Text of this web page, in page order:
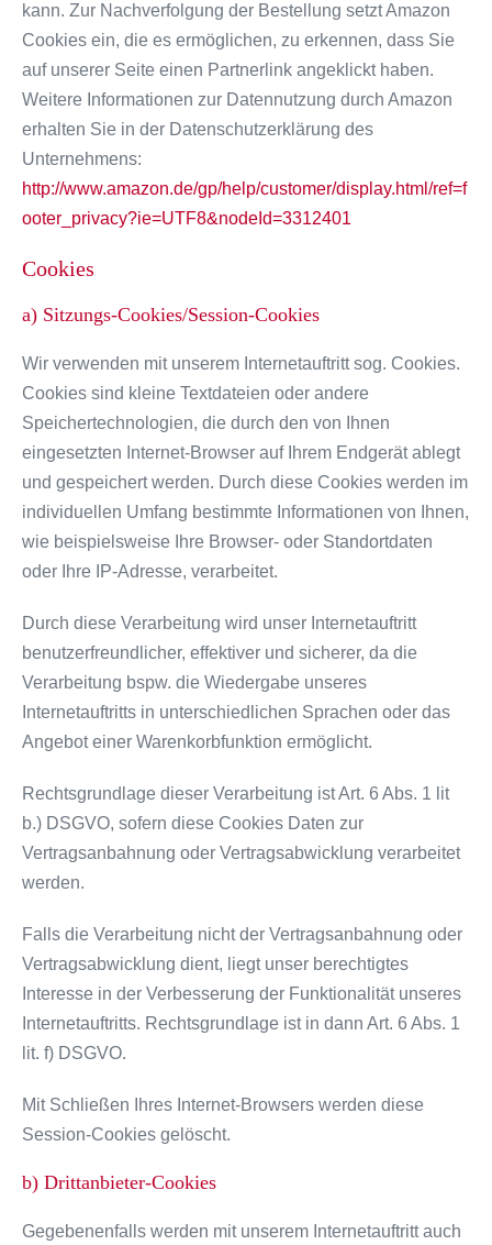
kann. Zur Nachverfolgung der Bestellung setzt Amazon
Cookies ein, die es ermöglichen, zu erkennen, dass Sie
auf unserer Seite einen Partnerlink angeklickt haben.
Weitere Informationen zur Datennutzung durch Amazon
erhalten Sie in der Datenschutzerklärung des
Unternehmens:
http://www.amazon.de/gp/help/customer/display.html/ref=f
ooter_privacy?ie=UTF8&nodeId=3312401
Cookies
a) Sitzungs-Cookies/Session-Cookies
Wir verwenden mit unserem Internetauftritt sog. Cookies.
Cookies sind kleine Textdateien oder andere
Speichertechnologien, die durch den von Ihnen
eingesetzten Internet-Browser auf Ihrem Endgerät ablegt
und gespeichert werden. Durch diese Cookies werden im
individuellen Umfang bestimmte Informationen von Ihnen,
wie beispielsweise Ihre Browser- oder Standortdaten
oder Ihre IP-Adresse, verarbeitet.
Durch diese Verarbeitung wird unser Internetauftritt
benutzerfreundlicher, effektiver und sicherer, da die
Verarbeitung bspw. die Wiedergabe unseres
Internetauftritts in unterschiedlichen Sprachen oder das
Angebot einer Warenkorbfunktion ermöglicht.
Rechtsgrundlage dieser Verarbeitung ist Art. 6 Abs. 1 lit
b.) DSGVO, sofern diese Cookies Daten zur
Vertragsanbahnung oder Vertragsabwicklung verarbeitet
werden.
Falls die Verarbeitung nicht der Vertragsanbahnung oder
Vertragsabwicklung dient, liegt unser berechtigtes
Interesse in der Verbesserung der Funktionalität unseres
Internetauftritts. Rechtsgrundlage ist in dann Art. 6 Abs. 1
lit. f) DSGVO.
Mit Schließen Ihres Internet-Browsers werden diese
Session-Cookies gelöscht.
b) Drittanbieter-Cookies
Gegebenenfalls werden mit unserem Internetauftritt auch